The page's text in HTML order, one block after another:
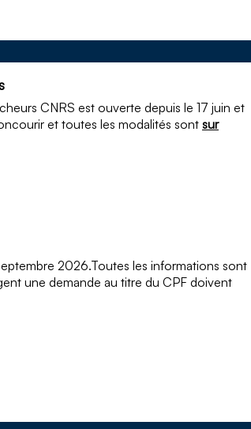
CNRS est ouverte depuis le 17 juin et
et toutes les modalités sont sur
2026.Toutes les informations sont
une demande au titre du CPF doivent